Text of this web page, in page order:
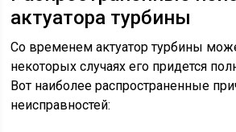
актуатора турбины
Со временем актуатор турбины
некоторых случаях его придется
Вот наиболее распространенные
неисправностей: